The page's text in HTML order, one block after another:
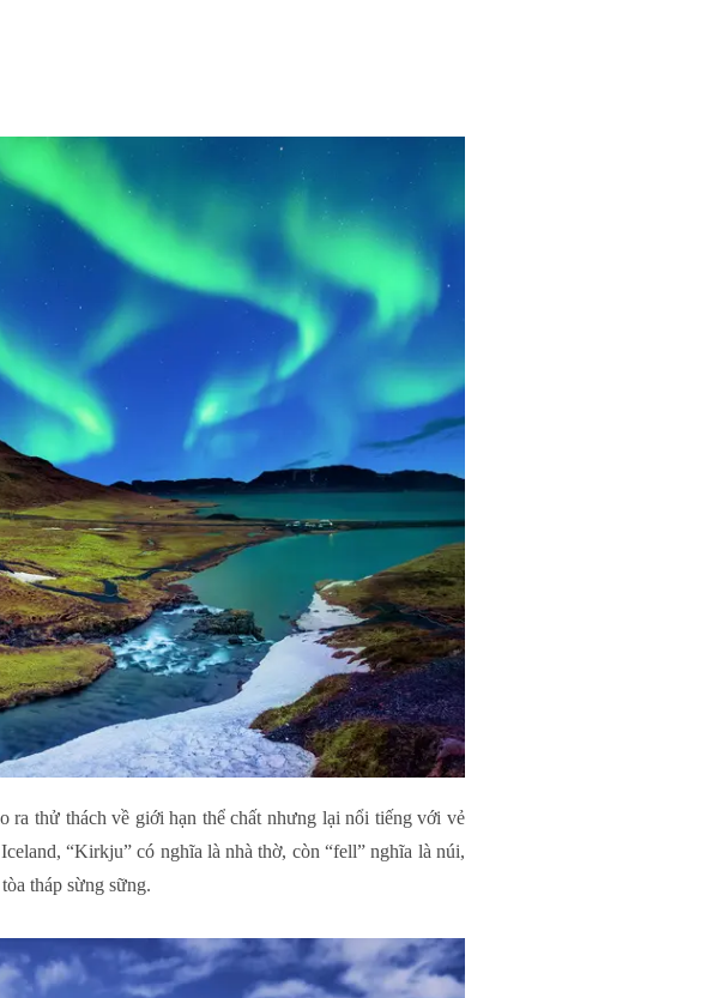
thử thách về giới hạn thể chất nhưng lại nổi tiếng với vẻ
“Kirkju” có nghĩa là nhà thờ, còn “fell” nghĩa là núi,
tháp sừng sững.